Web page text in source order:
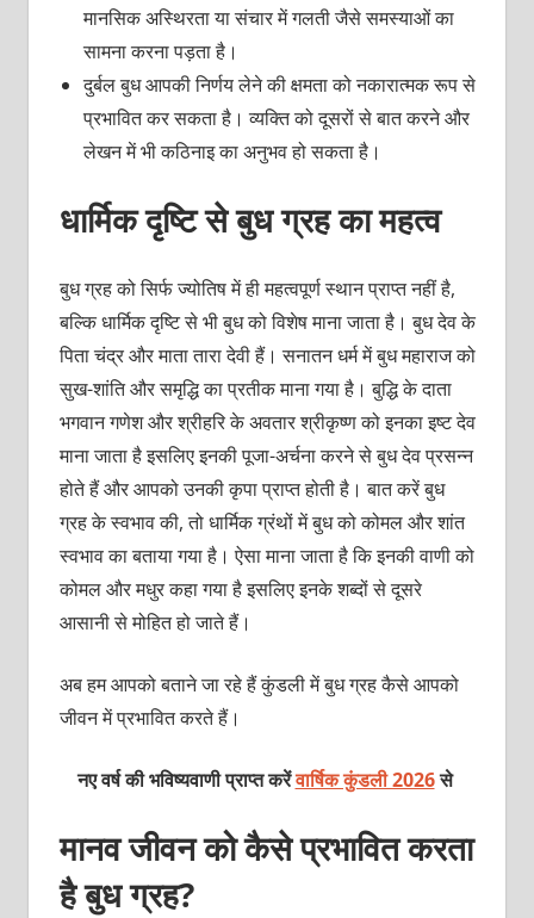
मानसिक अस्थिरता या संचार में गलती जैसे समस्याओं का
सामना करना पड़ता है।
दुर्बल बुध आपकी निर्णय लेने की क्षमता को नकारात्मक रूप से
प्रभावित कर सकता है। व्यक्ति को दूसरों से बात करने और
लेखन में भी कठिनाइ का अनुभव हो सकता है।
धार्मिक दृष्टि से बुध ग्रह का महत्व
बुध ग्रह को सिर्फ ज्योतिष में ही महत्वपूर्ण स्थान प्राप्त नहीं है,
बल्कि धार्मिक दृष्टि से भी बुध को विशेष माना जाता है। बुध देव के
पिता चंद्र और माता तारा देवी हैं। सनातन धर्म में बुध महाराज को
सुख-शांति और समृद्धि का प्रतीक माना गया है। बुद्धि के दाता
भगवान गणेश और श्रीहरि के अवतार श्रीकृष्ण को इनका इष्ट देव
माना जाता है इसलिए इनकी पूजा-अर्चना करने से बुध देव प्रसन्न
होते हैं और आपको उनकी कृपा प्राप्त होती है। बात करें बुध
ग्रह के स्वभाव की, तो धार्मिक ग्रंथों में बुध को कोमल और शांत
स्वभाव का बताया गया है। ऐसा माना जाता है कि इनकी वाणी को
कोमल और मधुर कहा गया है इसलिए इनके शब्दों से दूसरे
आसानी से मोहित हो जाते हैं।
अब हम आपको बताने जा रहे हैं कुंडली में बुध ग्रह कैसे आपको
जीवन में प्रभावित करते हैं।
नए वर्ष की भविष्यवाणी प्राप्त करेंवार्षिक कुंडली 2026से
मानव जीवन को कैसे प्रभावित करता
है बुध ग्रह?